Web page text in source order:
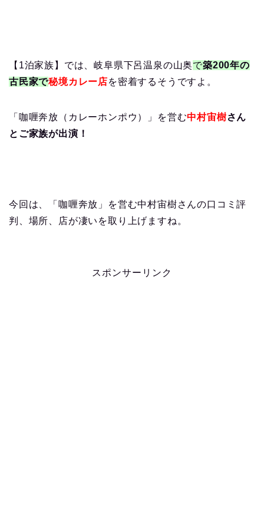
【1泊家族】では、岐阜県下呂温泉の山奥で築200年の
古民家で秘境カレー店を密着するそうですよ。
「咖喱奔放（カレーホンポウ）」を営む中村宙樹さん
とご家族が出演！
今回は、「咖喱奔放」を営む中村宙樹さんの口コミ評
判、場所、店が凄いを取り上げますね。
スポンサーリンク